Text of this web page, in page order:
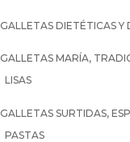
GALLETAS DIETÉTICAS Y
GALLETAS MARÍA,
LISAS
GALLETAS SURTIDAS,
PASTAS